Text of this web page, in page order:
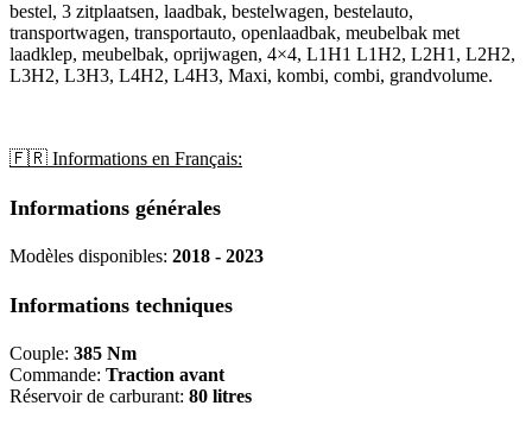
bestel, 3 zitplaatsen, laadbak, bestelwagen, bestelauto,
transportwagen, transportauto, openlaadbak, meubelbak met
laadklep, meubelbak, oprijwagen, 4×4, L1H1 L1H2, L2H1, L2H2,
L3H2, L3H3, L4H2, L4H3, Maxi, kombi, combi, grandvolume.
🇫🇷 Informations en Français:
Informations générales
Modèles disponibles: 2018 - 2023
Informations techniques
Couple: 385 Nm
Commande: Traction avant
Réservoir de carburant: 80 litres